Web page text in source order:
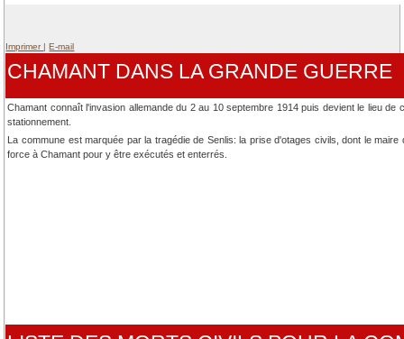
Imprimer E-mail
CHAMANT DANS LA GRANDE GUERRE
Chamant connaît l'invasion allemande du 2 au 10 septembre 1914 puis devient le lieu de
stationnement.
La commune est marquée par la tragédie de Senlis: la prise d'otages civils, dont le
force à Chamant pour y être exécutés et enterrés.